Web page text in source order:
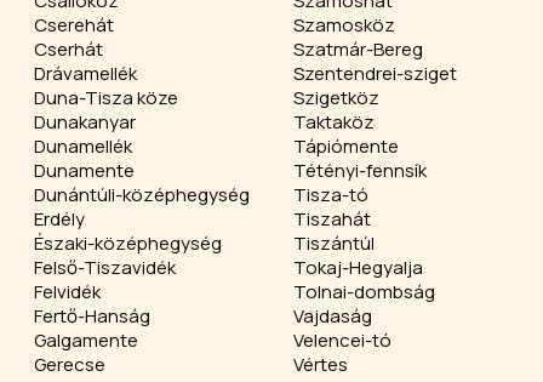
Cserehát
Cserhát
Drávamellék
Duna-Tisza köze
Dunakanyar
Dunamellék
Dunamente
Dunántúli-középhegység
Erdély
Északi-középhegység
Felső-Tiszavidék
Felvidék
Fertő-Hanság
Galgamente
Gerecse
Szamosköz
Szatmár-Bereg
Szentendrei-sziget
Szigetköz
Taktaköz
Tápiómente
Tétényi-fennsík
Tisza-tó
Tiszahát
Tiszántúl
Tokaj-Hegyalja
Tolnai-dombság
Vajdaság
Velencei-tó
Vértes